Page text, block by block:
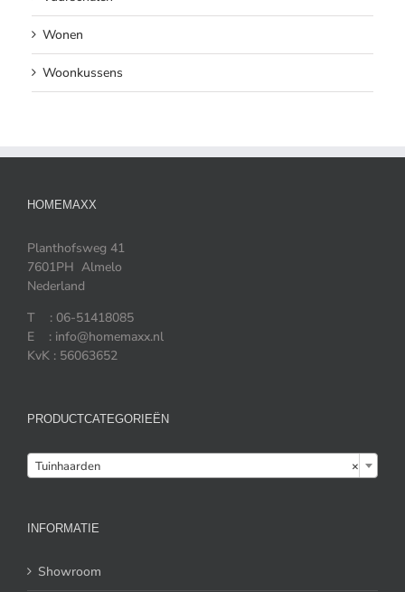
Wonen
Woonkussens
HOMEMAXX
Planthofsweg 41
7601PH Almelo
Nederland
T : 06-51418085
E : info@homemaxx.nl
KvK : 56063652
PRODUCTCATEGORIEËN
×
Tuinhaarden
INFORMATIE
Showroom